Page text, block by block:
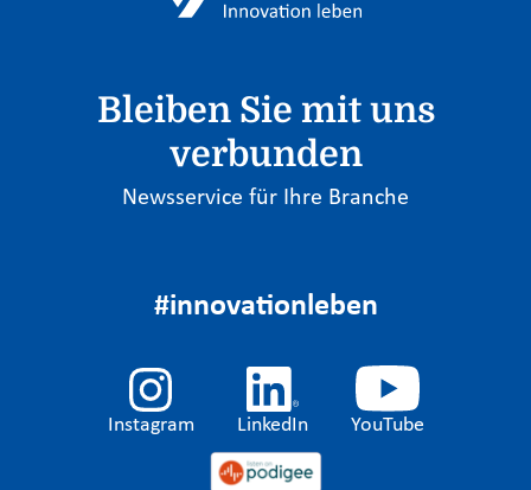
Bleiben Sie mit uns
verbunden
Newsservice für Ihre Branche
#innovationleben
Instagram LinkedIn YouTube